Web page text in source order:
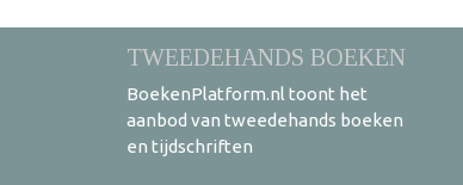
TWEEDEHANDS BOEKEN
BoekenPlatform.nl toont het
aanbod van tweedehands boeken
en tijdschriften